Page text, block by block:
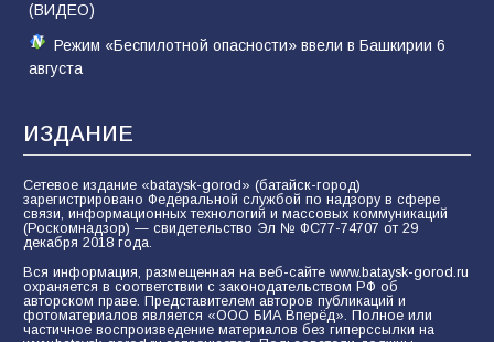
(ВИДЕО)
Режим «Беспилотной опасности» ввели в Башкирии 6
августа
ИЗДАНИЕ
Сетевое издание «bataysk-gorod» (батайск-город)
зарегистрировано Федеральной службой по надзору в сфере
связи, информационных технологий и массовых коммуникаций
(Роскомнадзор) — свидетельство Эл № ФС77-74707 от 29
декабря 2018 года.
Вся информация, размещенная на веб-сайте www.bataysk-gorod.ru
охраняется в соответствии с законодательством РФ об
авторском праве. Представителем авторов публикаций и
фотоматериалов является «ООО БИА Вперёд». Полное или
частичное воспроизведение материалов без гиперссылки на